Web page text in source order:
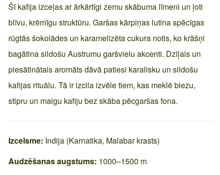
Šī kafija izceļas ar ārkārtīgi zemu skābuma līmeni un ļoti
blīvu, krēmīgu struktūru. Garšas kārpiņas lutina spēcīgas
rūgtās šokolādes un karamelizēta cukura notis, ko krāšņi
bagātina sildošu Austrumu garšvielu akcenti. Dziļais un
piesātinātais aromāts dāvā patiesi karalisku un sildošu
kafijas rituālu. Tā ir izcila izvēle tiem, kas meklē biezu,
stipru un maigu kafiju bez skāba pēcgaršas fona.
Izcelsme: Indija (Karnatika, Malabar krasts)
Audzēšanas augstums: 1000–1500 m